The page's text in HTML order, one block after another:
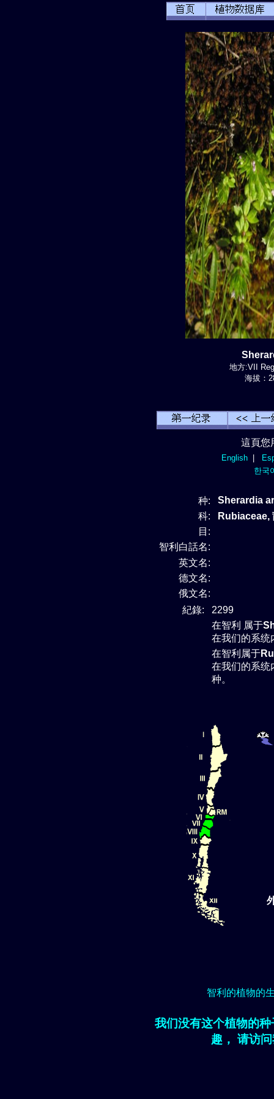
地方:VII
海拔：
這頁您
English|
한국
种:
Sherardia
科:
Rubiaceae,
目:
智利白話名:
英文名:
德文名:
俄文名:
紀錄:
2299
在智利 属于
在我们的系统
在智利属于
在我们的系统
种。
智利的植物的
我们没有这个植物的
趣， 请访